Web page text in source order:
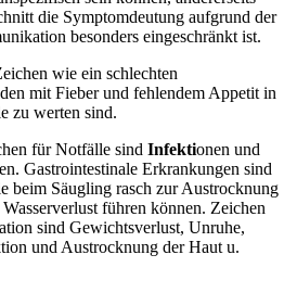
die Symptomdeutung aufgrund der
besonders eingeschränkt ist.
wie ein schlechten
mit Fieber und fehlendem Appetit in
zu werten sind.
für Notfälle sind Infektionen und
Gastrointestinale Erkrankungen sind
beim Säugling rasch zur Austrocknung
führen können. Zeichen
sind Gewichtsverlust, Unruhe,
und Austrocknung der Haut u.